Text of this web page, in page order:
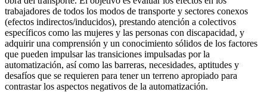
trabajadores de todos los modos de transporte y sectores conexos
(efectos indirectos/inducidos), prestando atención a colectivos
específicos como las mujeres y las personas con discapacidad, y
adquirir una comprensión y un conocimiento sólidos de los factores
que pueden impulsar las transiciones impulsadas por la
automatización, así como las barreras, necesidades, aptitudes y
desafíos que se requieren para tener un terreno apropiado para
contrastar los aspectos negativos de la automatización.